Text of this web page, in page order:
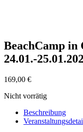
BeachCamp in
24.01.-
169,00 €
Nicht vorrätig
Beschreibung